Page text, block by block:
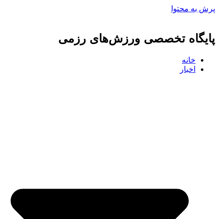
پرش به محتوا
پایگاه تخصصی ورزش‌های رزمی
خانه
اخبار